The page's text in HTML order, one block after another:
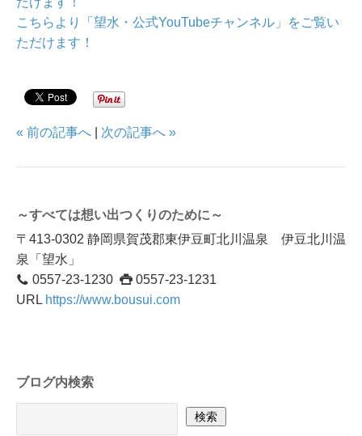
こちらより「望水・公式YouTubeチャンネル」をご覧い
ただけます！
« 前の記事へ 次の記事へ »
～すべては想い出つくりのために～
〒413-0302 静岡県賀茂郡東伊豆町北川温泉 伊豆北川温
泉「望水」
0557-23-1230
0557-23-1231
URL https://www.bousui.com
ブログ内検索